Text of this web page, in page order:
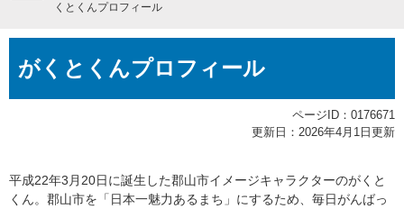
へ
くとくんプロフィール
文がくとくんプロフィール
ページID：0176671
更新日：2026年4月1日更新
平成22年3月20日に誕生した郡山市イメージキャラクターのがくと
くん。郡山市を「日本一魅力あるまち」にするため、毎日がんばっ